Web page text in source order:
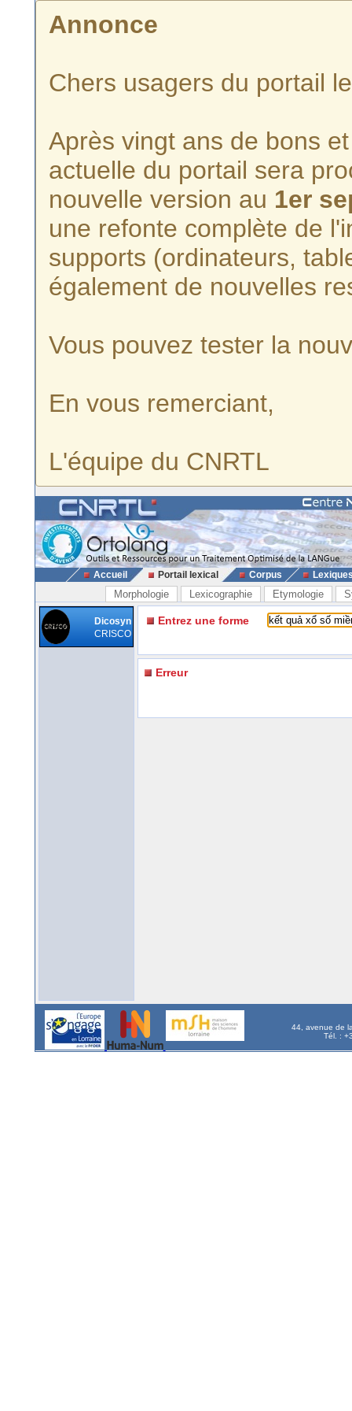
Annonce
Chers usagers du portail
Après vingt ans de bons
actuelle du portail sera
nouvelle version au 1er
une refonte complète de
supports (ordinateurs,
également de nouvelles
Vous pouvez tester la
En vous remerciant,
L'équipe du CNRTL
Accueil Portail lexical Corpus
Morphologie Lexicographie Etymologie
Dicosyn
CRISCO
Entrez une forme
Erreur
44, avenue de
Tél. :